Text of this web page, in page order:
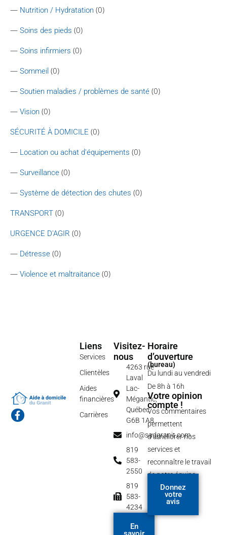
— Nutrition / Hydratation (0)
— Soins des pieds (0)
— Soins infirmiers (0)
— Sommeil (0)
— Soutien maladies / problèmes de santé (0)
— Vision (0)
SÉCURITÉ À DOMICILE (0)
— Location ou achat d'équipements (0)
— Surveillance (0)
— Système de détection des chutes (0)
TRANSPORT (0)
URGENCE D'AGIR (0)
— Détresse (0)
— Violence et maltraitance (0)
F
a
Liens
Services
Clientèles
Aides
financières
Carrières
Visitez-
nous
4263 rue
Laval
Lac-
Mégantic,
Québec
G6B 1A8
info@sadgranit.com
819
583-
2550
819
583-
4234
En
Horaire
d’ouverture
(bureau)
Du lundi au vendredi
De 8h à 16h
Votre opinion
compte !
Vos commentaires
permettent
d’améliorer nos
services et
reconnaître le travail
de notre équipe.
Donnez
votre
avis